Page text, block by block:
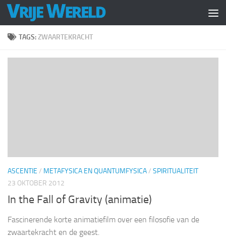
Doorgaan naar inhoud
TAGS:ZWAARTEKRACHT
ASCENTIE / METAFYSICA EN QUANTUMFYSICA/ SPIRITUALITEIT
23 OKTOBER 2012
In the Fall of Gravity (animatie)
Fascinerende korte animatiefilm over een filosofie van de
zwaartekracht en de geest.